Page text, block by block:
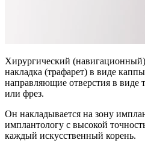
Хирургический
накладка (трафарет) в виде
направляющие отверстия в виде
или фрез.
Он накладывается на зону
имплантологу с высокой
каждый искусственный корень.